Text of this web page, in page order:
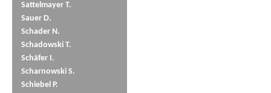
Sattelmayer T.
Sauer D.
Schader N.
Schadowski T.
Schäfer I.
Scharnowski S.
Schiebel P.